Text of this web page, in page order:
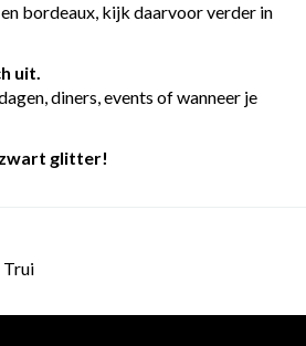
bordeaux, kijk daarvoor verder in
uit.
diners, events of wanneer je
zwart glitter!
Trui